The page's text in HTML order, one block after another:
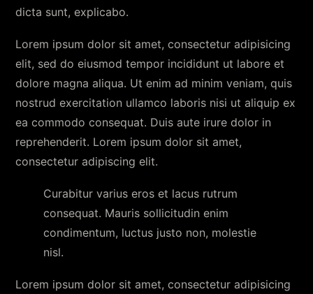
dicta sunt, explicabo.
Lorem ipsum dolor sit amet, consectetur adipisicing
elit, sed do eiusmod tempor incididunt ut labore et
dolore magna aliqua. Ut enim ad minim veniam, quis
nostrud exercitation ullamco laboris nisi ut aliquip ex
ea commodo consequat. Duis aute irure dolor in
reprehenderit. Lorem ipsum dolor sit amet,
consectetur adipiscing elit.
Curabitur varius eros et lacus rutrum
consequat. Mauris sollicitudin enim
condimentum, luctus justo non, molestie
nisl.
Lorem ipsum dolor sit amet, consectetur adipisicing